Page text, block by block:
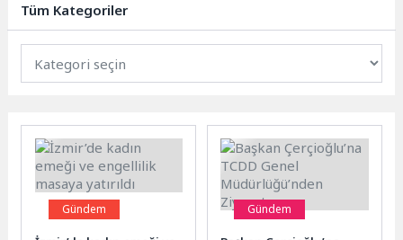
Tüm Kategoriler
Gündem Gündem